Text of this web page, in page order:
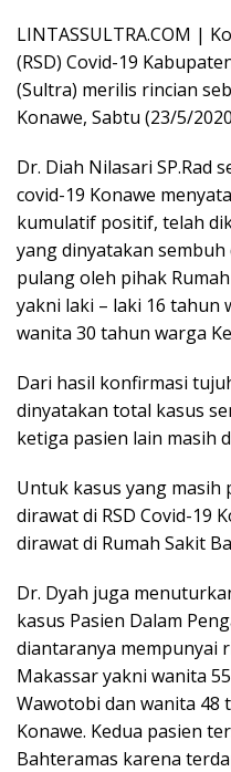
LINTASSULTRA.COM |
(RSD) Covid-19
(Sultra) merilis rincian
Konawe, Sabtu (23/5/
Dr. Diah Nilasari SP.Rad
covid-19 Konawe
kumulatif positif, telah
yang dinyatakan
pulang oleh pihak
yakni laki – laki 16 tahun
wanita 30 tahun warga
Dari hasil konfirmasi
dinyatakan total kasus
ketiga pasien lain masih
Untuk kasus yang masih
dirawat di RSD Covid-19
dirawat di Rumah Sakit
Dr. Dyah juga
kasus Pasien Dalam
diantaranya mempunyai
Makassar yakni wanita
Wawotobi dan wanita 48
Konawe. Kedua pasien
Bahteramas karena